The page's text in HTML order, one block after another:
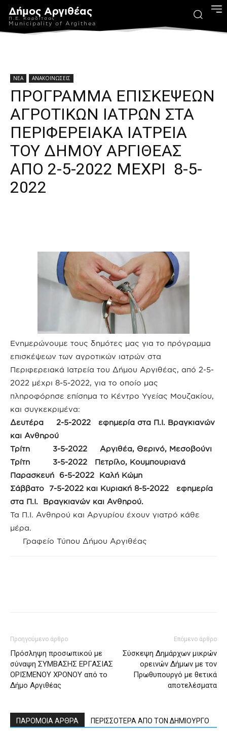
Δήμος Αργιθέας
Π.Ε. Καρδίτσας
Municipality of Argithea
ΝΕΑ ΑΝΑΚΟΙΝΩΣΕΙΣ
ΠΡΟΓΡΑΜΜΑ ΕΠΙΣΚΕΨΕΩΝ
ΑΓΡΟΤΙΚΩΝ ΙΑΤΡΩΝ ΣΤΑ
ΠΕΡΙΦΕΡΕΙΑΚΑ ΙΑΤΡΕΙΑ
ΤΟΥ ΔΗΜΟΥ ΑΡΓΙΘΕΑΣ
ΑΠΟ 2-5-2022 ΜΕΧΡΙ 8-5-
2022
Ενημερώνουμε τους δημότες μας για το πρόγραμμα
επισκέψεων των αγροτικών ιατρών στα
Περιφερειακά Ιατρεία του Δήμου Αργιθέας, από 2-5-
2022 μέχρι 8-5-2022, για το οποίο μας
πληροφόρησε επίσημα το Κέντρο Υγείας Μουζακίου,
και συγκεκριμένα:
Δευτέρα 2-5-2022 εφημερία στα Π.Ι. Βραγκιανών
και Ανθηρού
Τρίτη 3-5-2022 Αργιθέα, Θερινό, Μεσοβούνι
Τρίτη 3-5-2022 Πετρίλο, Κουμπουριανά
Παρασκευή 6-5-2022 Καλή Κώμη
Σάββατο 7-5-2022 και Κυριακή 8-5-2022 εφημερία
στα Π.Ι. Βραγκιανών και Ανθηρού.
Τα Π.Ι. Ανθηρού και Αργυρίου έχουν γιατρό κάθε
μέρα.
Γραφείο Τύπου Δήμου Αργιθέας
Προηγούμενο άρθρο
Πρόσληψη προσωπικού με
σύναψη ΣΥΜΒΑΣΗΣ ΕΡΓΑΣΙΑΣ
ΟΡΙΣΜΕΝΟΥ ΧΡΟΝΟΥ από το
Δήμο Αργιθέας
Επόμενο άρθρο
Σύσκεψη Δημάρχων μικρών
ορεινών Δήμων με τον
Πρωθυπουργό με θετικά
αποτελέσματα
ΠΑΡΟΜΟΙΑ ΑΡΘΡΑ ΠΕΡΙΣΣΟΤΕΡΑ ΑΠΟ ΤΟΝ ΔΗΜΙΟΥΡΓΟ